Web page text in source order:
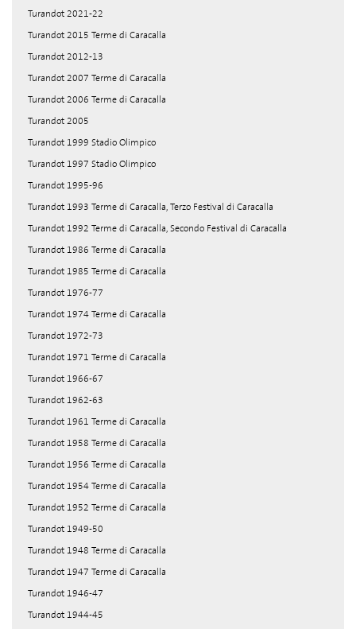
Turandot 2021-22
Turandot 2015 Terme di Caracalla
Turandot 2012-13
Turandot 2007 Terme di Caracalla
Turandot 2006 Terme di Caracalla
Turandot 2005
Turandot 1999 Stadio Olimpico
Turandot 1997 Stadio Olimpico
Turandot 1995-96
Turandot 1993 Terme di Caracalla, Terzo Festival di Caracalla
Turandot 1992 Terme di Caracalla, Secondo Festival di Caracalla
Turandot 1986 Terme di Caracalla
Turandot 1985 Terme di Caracalla
Turandot 1976-77
Turandot 1974 Terme di Caracalla
Turandot 1972-73
Turandot 1971 Terme di Caracalla
Turandot 1966-67
Turandot 1962-63
Turandot 1961 Terme di Caracalla
Turandot 1958 Terme di Caracalla
Turandot 1956 Terme di Caracalla
Turandot 1954 Terme di Caracalla
Turandot 1952 Terme di Caracalla
Turandot 1949-50
Turandot 1948 Terme di Caracalla
Turandot 1947 Terme di Caracalla
Turandot 1946-47
Turandot 1944-45